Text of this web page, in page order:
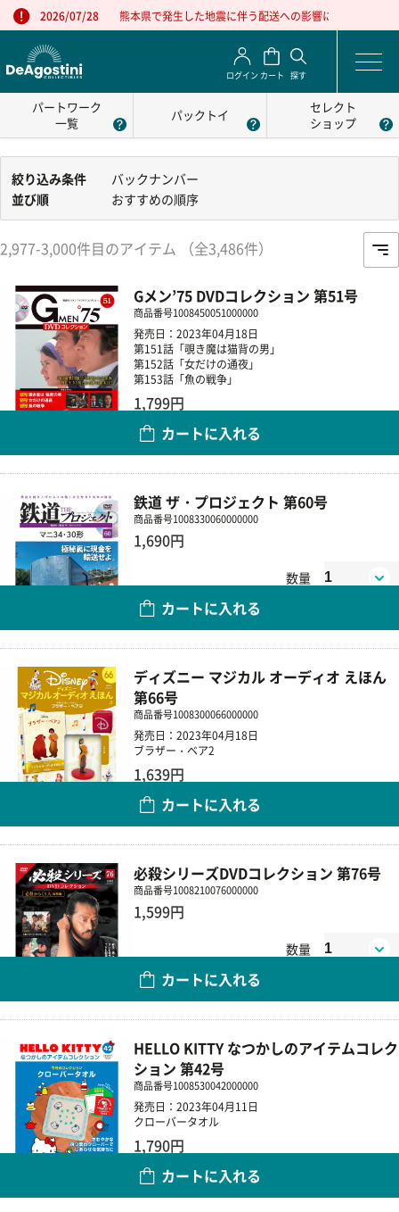
2026/07/28 熊本県で発生した地震に伴う配送への影響について
ログイン カート 探す
パートワーク
一覧
パックトイ
セレクト
ショップ
絞り込み条件
バックナンバー
並び順
おすすめの順序
2,977-3,000件目のアイテム （全3,486件）
Gメン’75 DVDコレクション 第51号
商品番号1008450051000000
発売日：2023年04月18日
第151話「覗き魔は猫背の男」
第152話「女だけの通夜」
第153話「魚の戦争」
1,799円
カートに入れる
鉄道 ザ・プロジェクト 第60号
商品番号1008330060000000
1,690円
数量
カートに入れる
ディズニー マジカル オーディオ えほん
第66号
商品番号1008300066000000
発売日：2023年04月18日
ブラザー・ベア2
1,639円
カートに入れる
必殺シリーズDVDコレクション 第76号
商品番号1008210076000000
1,599円
数量
カートに入れる
HELLO KITTY なつかしのアイテムコレク
ション 第42号
商品番号1008530042000000
発売日：2023年04月11日
クローバータオル
1,790円
カートに入れる